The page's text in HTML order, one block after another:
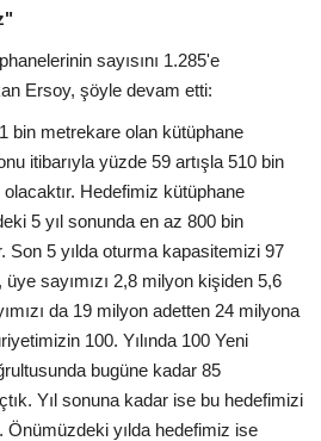
sayısını 1.285'e
Ersoy, şöyle devam etti:
bin metrekare olan kütüphane
itibarıyla yüzde 59 artışla 510 bin
Hedefimiz kütüphane
5 yıl sonunda en az 800 bin
Son 5 yılda oturma kapasitemizi 97
sayımızı 2,8 milyon kişiden 5,6
da 19 milyon adetten 24 milyona
100. Yılında 100 Yeni
bugüne kadar 85
Yıl sonuna kadar ise bu hedefimizi
Önümüzdeki yılda hedefimiz ise